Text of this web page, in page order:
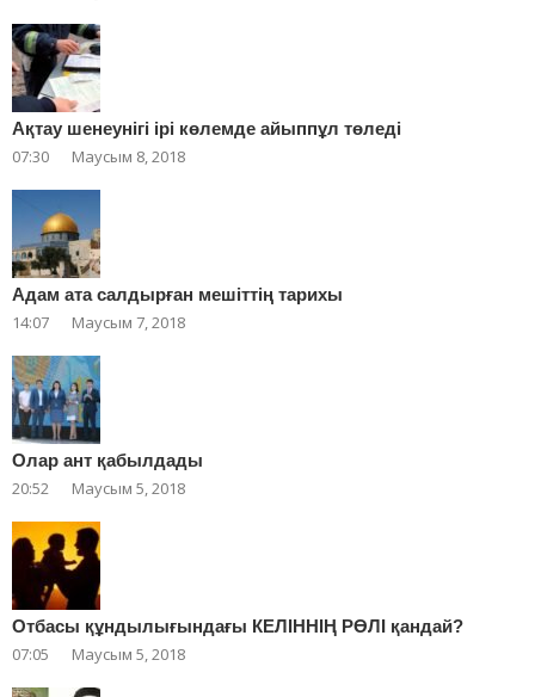
Ақтау шенеунігі ірі көлемде айыппұл төледі
07:30 Маусым 8, 2018
Адам ата салдырған мешіттің тарихы
14:07 Маусым 7, 2018
Олар ант қабылдады
20:52 Маусым 5, 2018
Отбасы құндылығындағы КЕЛІННІҢ РӨЛІ қандай?
07:05 Маусым 5, 2018